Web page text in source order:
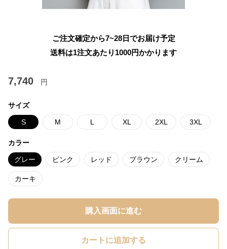
ご注文確定から7~28日でお届け予定
送料は1注文あたり 1000円かかります
7,740 円
サイズ
S M L XL 2XL 3XL
カラー
グレー ピンク レッド ブラウン クリーム
カーキ
購入画面に進む
カートに追加する